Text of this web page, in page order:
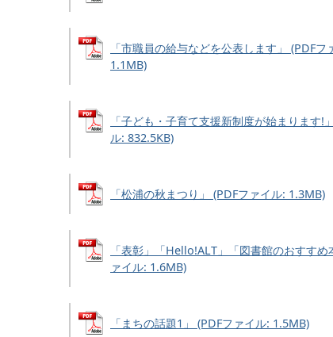
「市職員の給与などを公表します」 (PDFフ
1.1MB)
「子ども・子育て支援新制度が始まります!
ル: 832.5KB)
「松浦の秋まつり」 (PDFファイル: 1.3MB)
「表彰」「Hello!ALT」「図書館のおすすめ
ァイル: 1.6MB)
「まちの話題1」 (PDFファイル: 1.5MB)